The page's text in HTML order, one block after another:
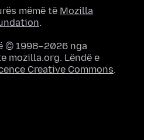
mëmë të Mozilla
.
© 1998–2026 nga
mozilla.org. Lëndë e
Creative Commons.